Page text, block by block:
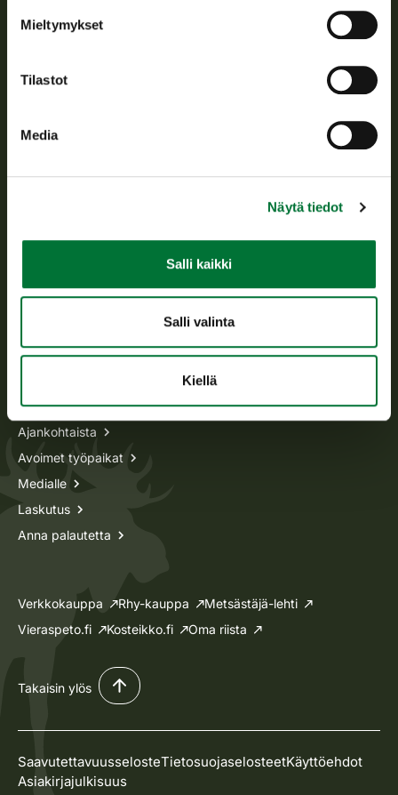
Mieltymykset
Tilastot
Media
Näytä tiedot
Salli kaikki
Salli valinta
Kiellä
asiakaspalvelu@riista.fi
Usein kysytyt kysymykset
Metsästyskortti-asiat
Ajankohtaista
Avoimet työpaikat
Medialle
Laskutus
Anna palautetta
Verkkokauppa Rhy-kauppa
Metsästäjä-lehti
Vieraspeto.fi
Kosteikko.fi Oma riista
Takaisin ylös
SaavutettavuusselosteTietosuojaselosteetKäyttöehdot
Asiakirjajulkisuus